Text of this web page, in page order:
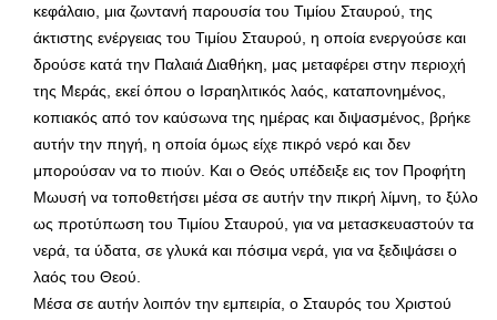
κεφάλαιο, μια ζωντανή παρουσία του Τιμίου Σταυρού, της
άκτιστης ενέργειας του Τιμίου Σταυρού, η οποία ενεργούσε και
δρούσε κατά την Παλαιά Διαθήκη, μας μεταφέρει στην περιοχή
της Μεράς, εκεί όπου ο Ισραηλιτικός λαός, καταπονημένος,
κοπιακός από τον καύσωνα της ημέρας και διψασμένος, βρήκε
αυτήν την πηγή, η οποία όμως είχε πικρό νερό και δεν
μπορούσαν να το πιούν. Και ο Θεός υπέδειξε εις τον Προφήτη
Μωυσή να τοποθετήσει μέσα σε αυτήν την πικρή λίμνη, το ξύλο
ως προτύπωση του Τιμίου Σταυρού, για να μετασκευαστούν τα
νερά, τα ύδατα, σε γλυκά και πόσιμα νερά, για να ξεδιψάσει ο
λαός του Θεού.
Μέσα σε αυτήν λοιπόν την εμπειρία, ο Σταυρός του Χριστού